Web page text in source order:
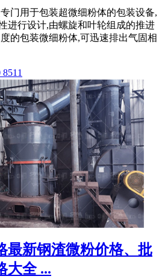
门用于包装超微细粉体的包装设备,
进行设计,由螺旋和叶轮组成的推进
的包装微细粉体,可迅速排出气固相
最新钢渣微粉价格、批
大全 ...